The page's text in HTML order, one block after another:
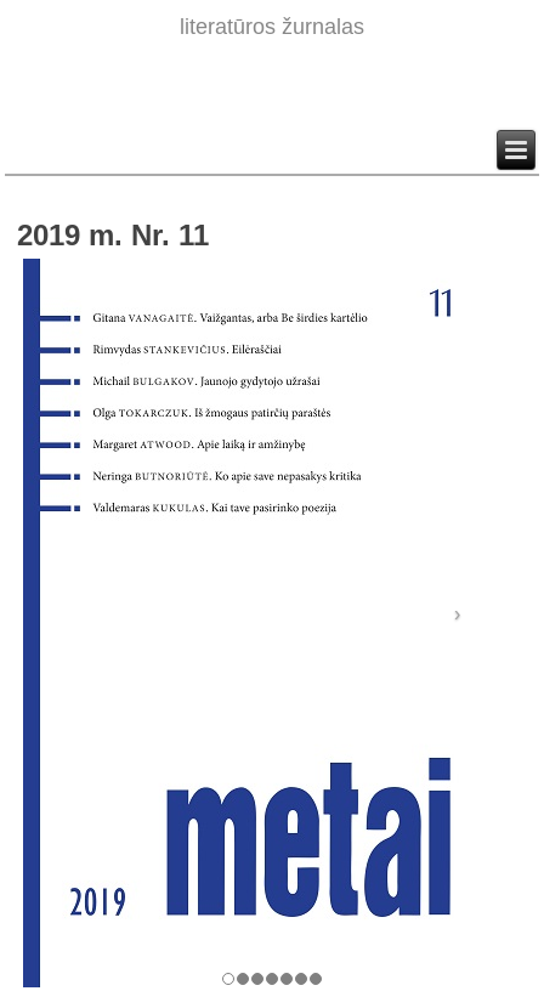
literatūros žurnalas
2019 m. Nr. 11